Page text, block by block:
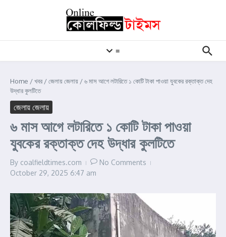
≡
Home /খবর /জেলায় জেলায় /৬ মাস আগে লটারিতে ১ কোটি টাকা পাওয়া যুবকের রক্তাক্ত দেহ
উদ্ধার কুলটিতে
জেলায় জেলায়
৬ মাস আগে লটারিতে ১ কোটি টাকা পাওয়া
যুবকের রক্তাক্ত দেহ উদ্ধার কুলটিতে
By coalfieldtimes.com
No Comments
October 29, 2025 6:47 am